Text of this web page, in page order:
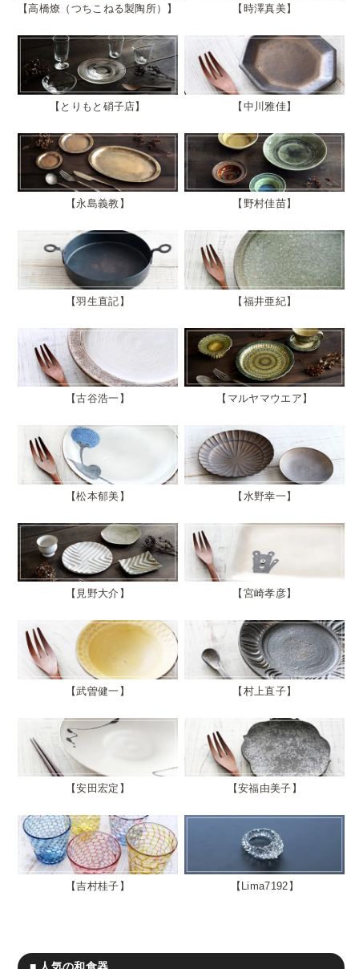
高橋燎（つちこねる製陶所） 時澤真美
とりもと硝子店 中川雅佳
永島義教 野村佳苗
羽生直記 福井亜紀
古谷浩一 マルヤマウエア
松本郁美 水野幸一
見野大介 宮崎孝彦
武曽健一 村上直子
安田宏定 安福由美子
吉村桂子 Lima7192